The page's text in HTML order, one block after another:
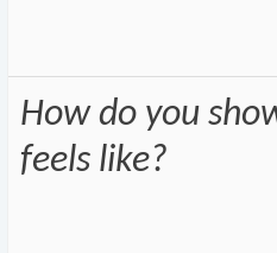
How do you
feels like?